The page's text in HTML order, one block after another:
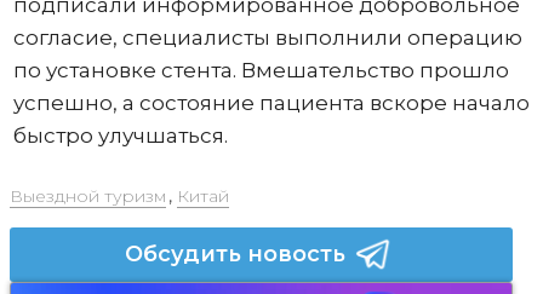
подписали информированное добровольное
согласие, специалисты выполнили операцию
по установке стента. Вмешательство прошло
успешно, а состояние пациента вскоре начало
быстро улучшаться.
Выездной туризм , Китай
Обсудить новость